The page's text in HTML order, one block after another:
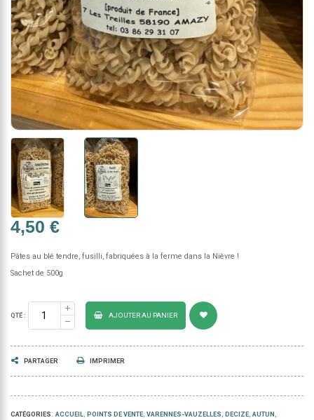
4,50 €
Pâtes au blé tendre, fusilli, fabriquées à la ferme dans la Nièvre !
Sachet de 500g
QTÉ : AJOUTER AU PANIER
PARTAGER IMPRIMER
CATÉGORIES : ACCUEIL POINTS DE VENTE VARENNES-VAUZELLES DECIZE AUTUN